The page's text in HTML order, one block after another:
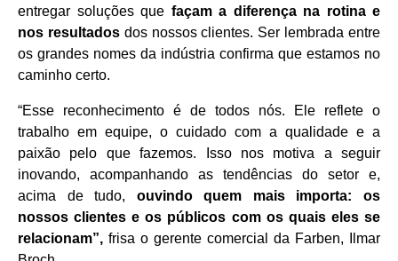
entregar soluções que façam a diferença na rotina e
nos resultadosdos nossos clientes. Ser lembrada entre
os grandes nomes da indústria confirma que estamos no
caminho certo.
“Esse reconhecimento é de todos nós. Ele reflete o
trabalho em equipe, o cuidado com a qualidade e a
paixão pelo que fazemos. Isso nos motiva a seguir
inovando, acompanhando as tendências do setor e,
acima de tudo, ouvindo quem mais importa: os
nossos clientes e os públicos com os quais eles se
relacionam”, frisa o gerente comercial da Farben, Ilmar